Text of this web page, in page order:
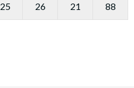
25 26 21 88